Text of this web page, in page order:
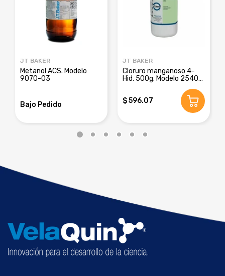
JT BAKER
Metanol ACS. Modelo
9070-03
Bajo Pedido
JT BAKER
Cloruro manganoso 4-
Hid. 500g. Modelo 2540-
$ 596.07